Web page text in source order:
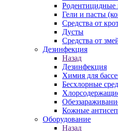
Родентицидные
Гели и пасты
Средства от
Дусты
Средства от
Дезинфекция
Назад
Дезинфекция
Химия для
Бесхлорные
Кожные
Оборудование
Назад